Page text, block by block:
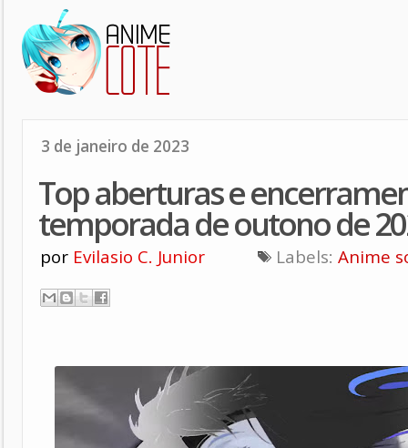
3 de janeiro de 2023
Top aberturas e
temporada de outono de
por Evilasio C. Junior Labels: Anime